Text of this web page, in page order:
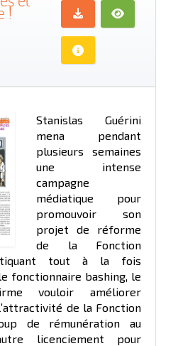
!
Stanislas Guérini
mena pendant
plusieurs semaines
une intense
campagne
médiatique pour
promouvoir son
projet de réforme
de la Fonction
tout à la fois
fonctionnaire bashing, le
vouloir améliorer
de la Fonction
de rémunération au
licenciement pour